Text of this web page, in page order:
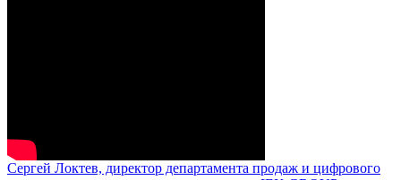
Сергей Локтев, директор департамента продаж и цифрового